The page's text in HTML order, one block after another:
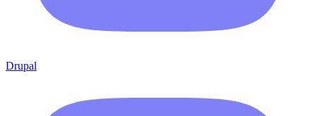
Drupal